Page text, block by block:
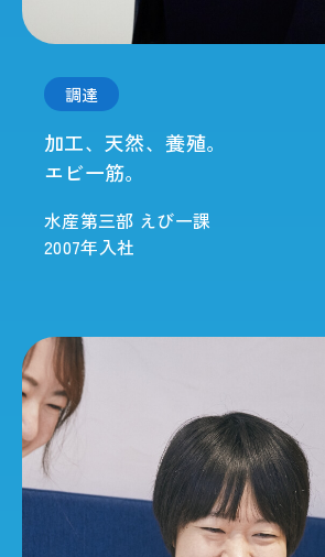
調達
加工、天然、養殖。
エビ一筋。
水産第三部 えび一課
2007年入社